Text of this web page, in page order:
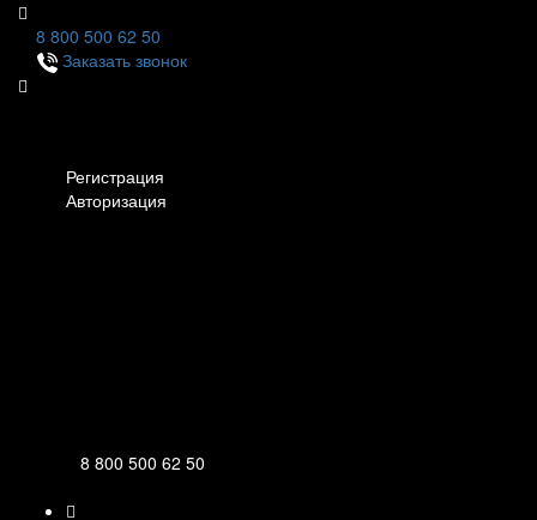
8 800 500 62 50
Заказать звонок
Регистрация
Авторизация
8 800 500 62 50